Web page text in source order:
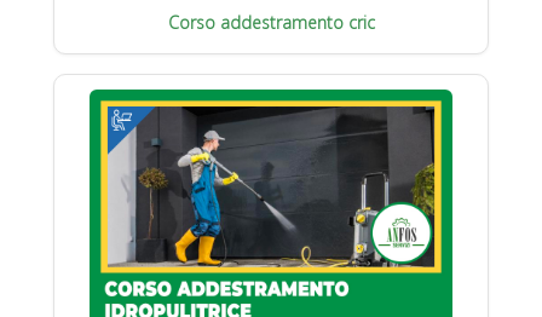
Corso addestramento cric